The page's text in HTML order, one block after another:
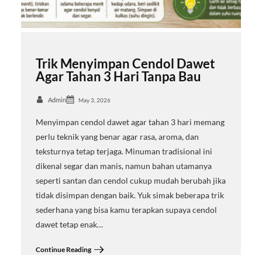
Trik Menyimpan Cendol Dawet
Agar Tahan 3 Hari Tanpa Bau
Admin May 3, 2026
Menyimpan cendol dawet agar tahan 3 hari memang
perlu teknik yang benar agar rasa, aroma, dan
teksturnya tetap terjaga. Minuman tradisional ini
dikenal segar dan manis, namun bahan utamanya
seperti santan dan cendol cukup mudah berubah jika
tidak disimpan dengan baik. Yuk simak beberapa trik
sederhana yang bisa kamu terapkan supaya cendol
dawet tetap enak…
Continue Reading